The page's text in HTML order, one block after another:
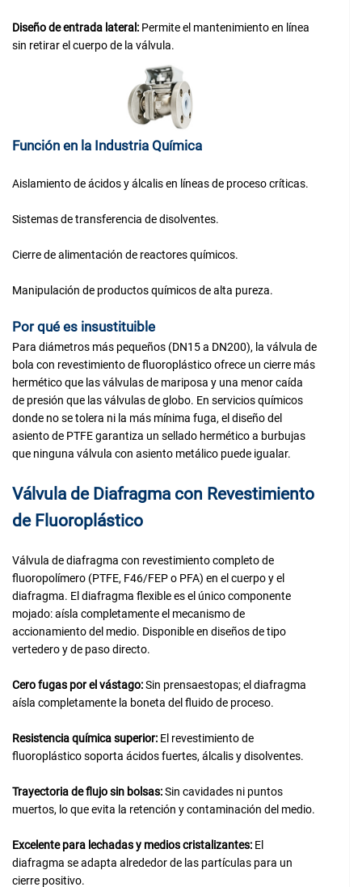
Diseño de entrada lateral: Permite el mantenimiento en línea
sin retirar el cuerpo de la válvula.
Función en la Industria Química
Aislamiento de ácidos y álcalis en líneas de proceso críticas.
Sistemas de transferencia de disolventes.
Cierre de alimentación de reactores químicos.
Manipulación de productos químicos de alta pureza.
Por qué es insustituible
Para diámetros más pequeños (DN15 a DN200), la válvula de
bola con revestimiento de fluoroplástico ofrece un cierre más
hermético que las válvulas de mariposa y una menor caída
de presión que las válvulas de globo. En servicios químicos
donde no se tolera ni la más mínima fuga, el diseño del
asiento de PTFE garantiza un sellado hermético a burbujas
que ninguna válvula con asiento metálico puede igualar.
Válvula de Diafragma con Revestimiento
de Fluoroplástico
Válvula de diafragma con revestimiento completo de
fluoropolímero (PTFE, F46/FEP o PFA) en el cuerpo y el
diafragma. El diafragma flexible es el único componente
mojado: aísla completamente el mecanismo de
accionamiento del medio. Disponible en diseños de tipo
vertedero y de paso directo.
Cero fugas por el vástago:Sin prensaestopas; el diafragma
aísla completamente la boneta del fluido de proceso.
Resistencia química superior: El revestimiento de
fluoroplástico soporta ácidos fuertes, álcalis y disolventes.
Trayectoria de flujo sin bolsas:Sin cavidades ni puntos
muertos, lo que evita la retención y contaminación del medio.
Excelente para lechadas y medios cristalizantes: El
diafragma se adapta alrededor de las partículas para un
cierre positivo.